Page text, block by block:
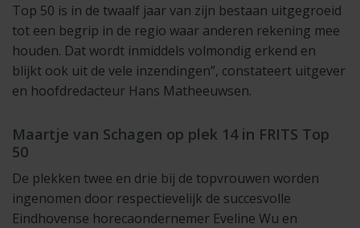
Top 50 is in de twaalf jaar van zijn bestaan uitgegroeid
tot een begrip in de regio waar anderen rekening mee
houden. Dat wordt inmiddels volmondig erkend en
blijkt ook uit de vele inzendingen”, constateert uitgever
en hoofdredacteur Hans Matheeuwsen.
Maartje van Schagen op plek 14 in FRITS Top
50
De plekken twee en drie bij de topvrouwen worden
ingenomen door respectievelijk de succesvolle
Eindhovense horecaondernemer Eveline Wu en